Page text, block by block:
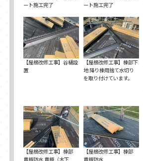
ート施工完了
ート施工完了
【屋根改修工事】谷樋設
置
【屋根改修工事】棟部下
地 降り棟用捨て水切り
を取り付けています。
【屋根改修工事】棟部
貫板防水 貫板（木下
【屋根改修工事】棟部
貫板防水